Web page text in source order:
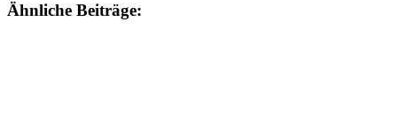
Ähnliche Beiträge: